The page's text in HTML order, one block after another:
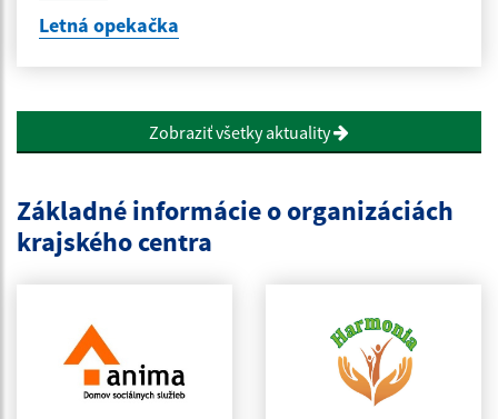
Letná opekačka
Zobraziť všetky aktuality
Základné informácie o organizáciách
krajského centra